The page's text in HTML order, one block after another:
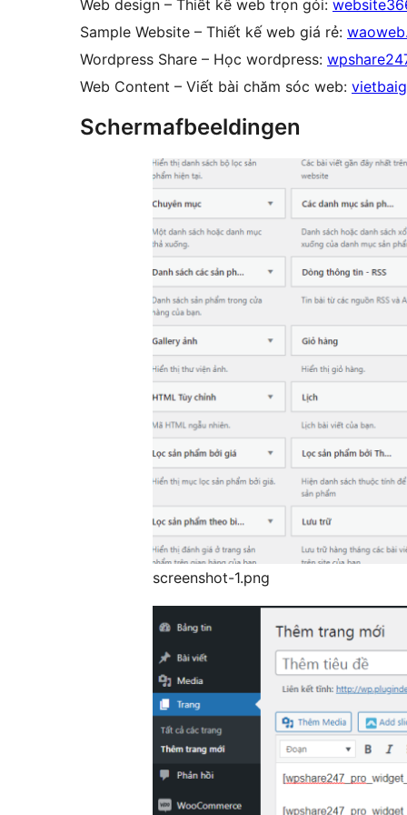
Web design – Thiết kế web trọn gói:
Sample Website – Thiết kế web giá rẻ:
Wordpress Share – Học wordpress:
Web Content – Viết bài chăm sóc web:
Schermafbeeldingen
screenshot-1.png